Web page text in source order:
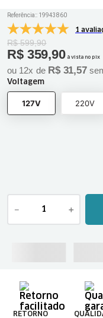
Referência:: 19943860
1
R$ 599,90
R$ 359,90 à vista no pix
ou 12x de R$ 31,57
Voltagem
127V 220V
＋
－
RETORNO